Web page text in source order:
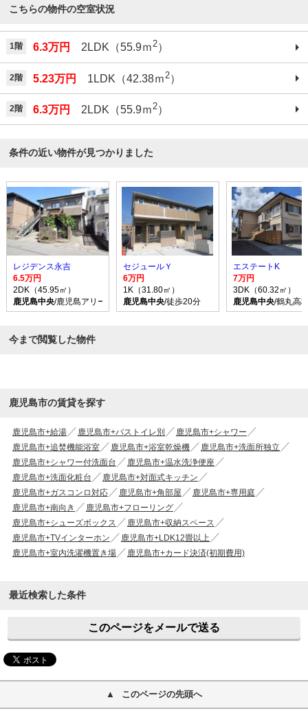
こちらの物件の空室状況
1階 6.3万円 2LDK（55.9ｍ2）
2階 5.23万円 1LDK（42.38ｍ 2）
2階 6.3万円 2LDK（55.9ｍ 2）
条件の近い物件が見つかりました
レジデンス永吉
6.5万円
2DK（45.95㎡）
鹿児島中央/鹿児島アリーナ前 バス乗車時間20分 停歩3分
セジュールＹ
6万円
1K（31.80㎡）
鹿児島中央/徒歩20分
エステートK
7万円
3DK（60.32㎡）
鹿児島中央/鶴丸高
今まで閲覧した物件
鹿児島市の賃貸を探す
鹿児島市+給湯 鹿児島市+バストイレ別
鹿児島市+シャワー
鹿児島市+追焚機能浴室
鹿児島市+浴室乾燥機
鹿児島市+洗面所独立
鹿児島市+シャワー付洗面台
鹿児島市+温水洗浄便座
鹿児島市+洗面化粧台
鹿児島市+対面式キッチン
鹿児島市+ガスコンロ対応
鹿児島市+角部屋
鹿児島市+専用庭
鹿児島市+南向き
鹿児島市+フローリング
鹿児島市+シューズボックス
鹿児島市+収納スペース
鹿児島市+TVインターホン
鹿児島市+LDK12畳以上
鹿児島市+室内洗濯機置き場
鹿児島市+カード決済(初期費用)
最近検索した条件
このページをメールで送る
このページの先頭へ